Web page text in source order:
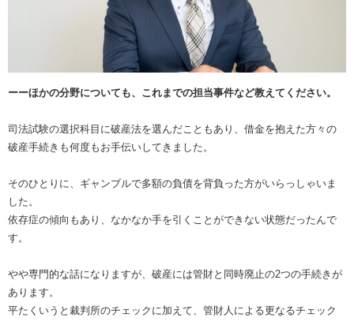
ーーほかの分野についても、これまでの担当事件など教えてください。
司法試験の選択科目に破産法を選んだこともあり、借金を抱えた方々の
破産手続きも何度もお手伝いしてきました。
そのひとりに、ギャンブルで多額の負債を背負った方がいらっしゃいま
した。
依存症の傾向もあり、なかなか手を引くことができない状態だったんで
す。
やや専門的な話になりますが、破産には管財と同時廃止の2つの手続きが
あります。
平たくいうと裁判所のチェックに加えて、管財人による更なるチェック